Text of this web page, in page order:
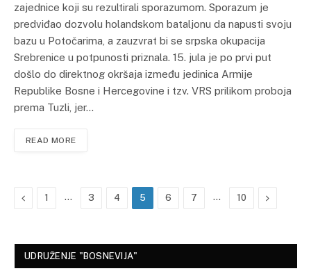
zajednice koji su rezultirali sporazumom. Sporazum je
predviđao dozvolu holandskom bataljonu da napusti svoju
bazu u Potočarima, a zauzvrat bi se srpska okupacija
Srebrenice u potpunosti priznala. 15. jula je po prvi put
došlo do direktnog okršaja između jedinica Armije
Republike Bosne i Hercegovine i tzv. VRS prilikom proboja
prema Tuzli, jer…
READ MORE
Previous
1 … 3 4 5 6 7 … 10 Next
UDRUŽENJE "BOSNEVIJA"